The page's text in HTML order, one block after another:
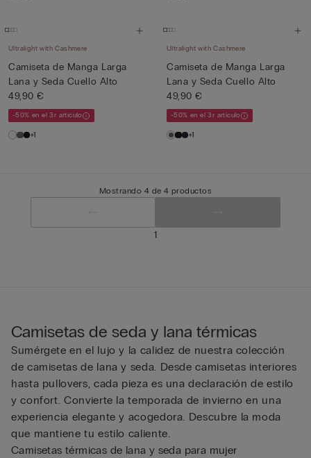
Ultralight with Cashmere
Camiseta de Manga Larga
Lana y Seda Cuello Alto
49,90 €
-50% en el 3r artículo
+1
Ultralight with Cashmere
Camiseta de Manga Larga
Lana y Seda Cuello Alto
49,90 €
-50% en el 3r artículo
+1
Mostrando 4 de 4 productos
1
Camisetas de seda y lana térmicas
Sumérgete en el lujo y la calidez de nuestra colección
de camisetas de lana y seda. Desde camisetas interiores
hasta pullovers, cada pieza es una declaración de estilo
y confort. Convierte la temporada de invierno en una
experiencia elegante y acogedora. Descubre la moda
que mantiene tu estilo caliente.
Camisetas térmicas de lana y seda para mujer